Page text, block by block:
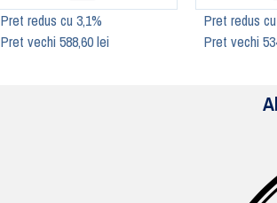
Pret redus cu 3,1%
Pret vechi 588,60 lei
Pret redus
Pret vechi